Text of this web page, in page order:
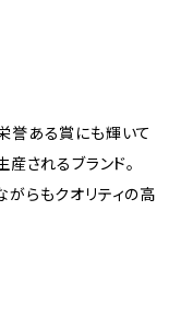
誉ある賞にも輝いて
されるブランド。
がらもクオリティの高